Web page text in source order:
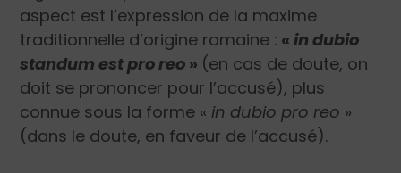
aspect est l’expression de la maxime
traditionnelle d’origine romaine : «in dubio
standum est pro reo » (en cas de doute, on
doit se prononcer pour l’accusé), plus
connue sous la forme « in dubio pro reo »
(dans le doute, en faveur de l’accusé).